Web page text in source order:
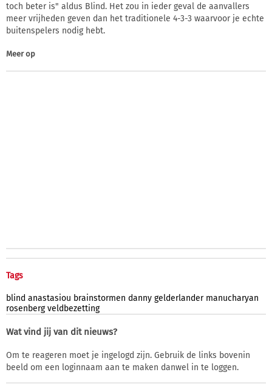
toch beter is" aldus Blind. Het zou in ieder geval de aanvallers
meer vrijheden geven dan het traditionele 4-3-3 waarvoor je echte
buitenspelers nodig hebt.
Meer op
Tags
blind anastasiou brainstormen danny gelderlander manucharyan
rosenberg veldbezetting
Wat vind jij van dit nieuws?
Om te reageren moet je ingelogd zijn. Gebruik de links bovenin
beeld om een loginnaam aan te maken danwel in te loggen.